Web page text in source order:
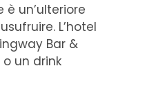
un’ulteriore
L’hotel
Bar &
un drink